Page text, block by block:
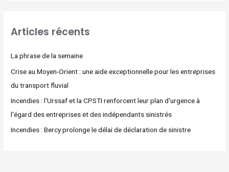
Articles récents
La phrase de la semaine
Crise au Moyen-Orient : une aide exceptionnelle pour les entreprises
du transport fluvial
Incendies : l'Urssaf et la CPSTI renforcent leur plan d'urgence à
l'égard des entreprises et des indépendants sinistrés
Incendies : Bercy prolonge le délai de déclaration de sinistre